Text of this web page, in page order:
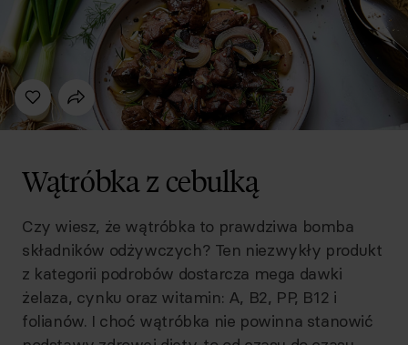
Wątróbka z cebulką
Czy wiesz, że wątróbka to prawdziwa bomba
składników odżywczych? Ten niezwykły produkt
z kategorii podrobów dostarcza mega dawki
żelaza, cynku oraz witamin: A, B2, PP, B12 i
folianów. I choć wątróbka nie powinna stanowić